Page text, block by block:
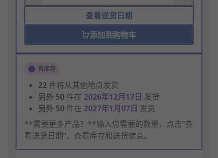
查看送货日期
添加到购物车
有库存
22 件将从其他地点发货
另外 50 件在 2026年12月17日 发货
另外 50 件在 2027年1月07日 发货
**需要更多产品？**输入您需要的数量，点击“查
看送货日期”，查看库存和送货信息。